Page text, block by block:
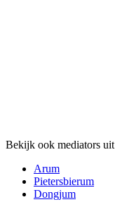
Bekijk ook mediators uit
Arum
Pietersbierum
Dongjum